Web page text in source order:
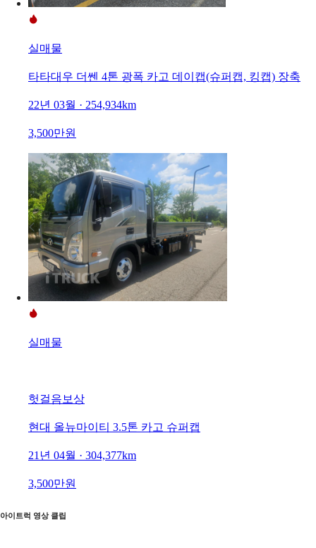
실매물
타타대우 더쎈 4톤 광폭 카고 데이캡(슈퍼캡, 킹캡) 장축
22년 03월 · 254,934km
3,500만원
실매물
헛걸음보상
현대 올뉴마이티 3.5톤 카고 슈퍼캡
21년 04월 · 304,377km
3,500만원
아이트럭 영상 클립